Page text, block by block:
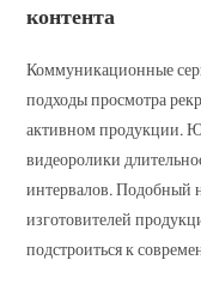
контента
Коммуникационные
подходы просмотра
активном продукции.
видеоролики
интервалов. Подобный
изготовителей
подстроиться к